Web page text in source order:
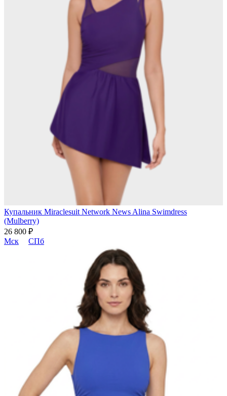
Купальник Miraclesuit Network News Alina Swimdress
(Mulberry)
26 800 ₽
Мск
СПб